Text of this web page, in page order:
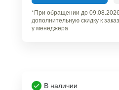
*При обращении до
дополнительную скидку к
у менеджера
В наличии